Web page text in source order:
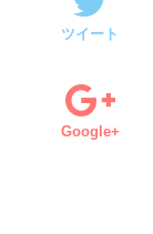
ツイート
Google+